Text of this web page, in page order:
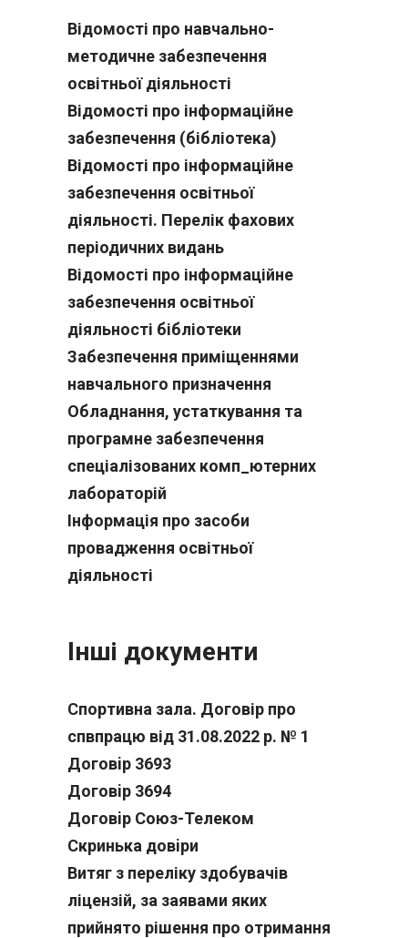
Відомості про навчально-
методичне забезпечення
освітньої діяльності
Відомості про інформаційне
забезпечення (бібліотека)
Відомості про інформаційне
забезпечення освітньої
діяльності. Перелік фахових
періодичних видань
Відомості про інформаційне
забезпечення освітньої
діяльності бібліотеки
Забезпечення приміщеннями
навчального призначення
Обладнання, устаткування та
програмне забезпечення
спеціалізованих комп_ютерних
лабораторій
Інформація про засоби
провадження освітньої
діяльності
Інші документи
Cпортивна зала. Договір про
спвпрацю від 31.08.2022 р. № 1
Договiр 3693
Договiр 3694
Договiр Союз-Телеком
Скринька довiри
Витяг з переліку здобувачів
ліцензій, за заявами яких
прийнято рішення про отримання